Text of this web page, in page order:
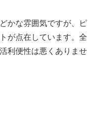
かな雰囲気ですが、ピ
が点在しています。全
利便性は悪くありませ